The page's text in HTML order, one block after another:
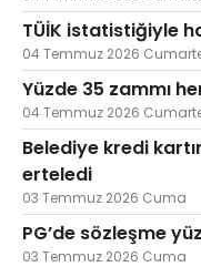
TÜİK istatistiğiyle
04 Temmuz 2026
Yüzde 35 zammı
04 Temmuz 2026
Belediye kredi
erteledi
03 Temmuz 2026 Cuma
PG’de sözleşme
03 Temmuz 2026 Cuma